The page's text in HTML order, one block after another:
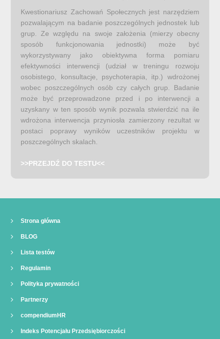
Kwestionariusz Zachowań Społecznych jest narzędziem
pozwalającym na badanie poszczególnych jednostek lub
grup. Ze względu na swoje założenia (mierzy obecny
sposób funkcjonowania jednostki) może być
wykorzystywany jako obiektywna forma pomiaru
efektywności interwencji (udział w treningu rozwoju
osobistego, konsultacje, psychoterapia, itp.) wdrożonej
wobec poszczególnych osób czy całych grup. Badanie
może być przeprowadzone przed i po interwencji a
uzyskany w ten sposób wynik pozwala stwierdzić na ile
wdrożona interwencja przyniosła zamierzony rezultat w
postaci poprawy wyników uczestników projektu w
poszczególnych skalach.
>>PRZEJDŹ DO TESTU<<
Strona główna
BLOG
Lista testów
Regulamin
Polityka prywatności
Partnerzy
compendiumHR
Indeks Potencjału Przedsiębiorczości